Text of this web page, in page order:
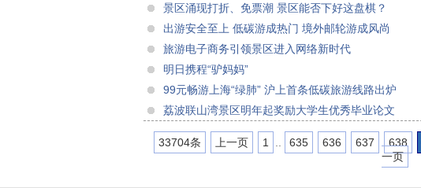
景区涌现打折、免票潮 景区能否下好这盘棋？
出游安全至上 低碳游成热门 境外邮轮游成风尚
旅游电子商务引领景区进入网络新时代
明日携程“驴妈妈”
99元畅游上海“绿肺” 沪上首条低碳旅游线路出炉
荔波联山湾景区明年起奖励大学生优秀毕业论文
33704条 上一页 1 635 636 637 638
一页